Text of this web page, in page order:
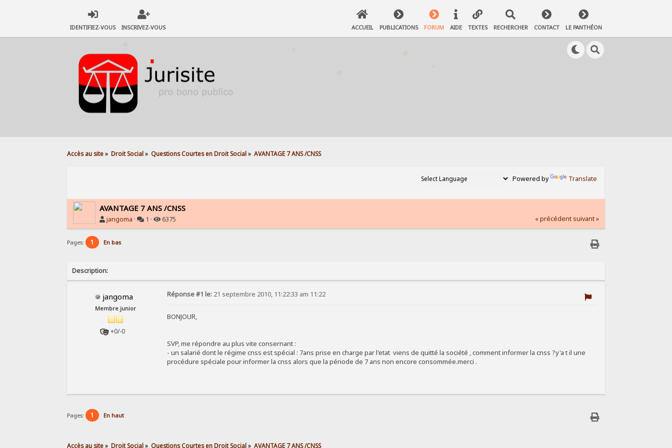
IDENTIFIEZ-VOUS INSCRIVEZ-VOUS ACCUEIL PUBLICATIONS FORUM AIDE TEXTES RECHERCHER CONTACT LE PANTHÉON
Accès au site» Droit Social» Questions Courtes en Droit Social» AVANTAGE 7 ANS /CNSS
Powered by Translate
AVANTAGE 7 ANS /CNSS
jangoma · 1 · 6375 « précédent suivant »
Pages: 1 En bas
Description:
jangoma
Membre junior
+0/-0
Réponse #1 le: 21 septembre 2010, 11:22:33 am 11:22
BONJOUR,
SVP, me répondre au plus vite consernant :
- un salarié dont le régime cnss est spécial : 7ans prise en charge par l'etat viens de quitté la société , comment informer la cnss ?y'a t il une
procédure spéciale pour informer la cnss alors que la période de 7 ans non encore consommée.merci .
Pages: 1 En haut
Accès au site» Droit Social» Questions Courtes en Droit Social» AVANTAGE 7 ANS /CNSS